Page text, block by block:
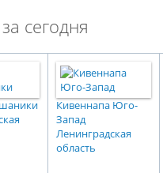
сегодня
Кивеннапа Юго-
Запад
Ленинградская
область